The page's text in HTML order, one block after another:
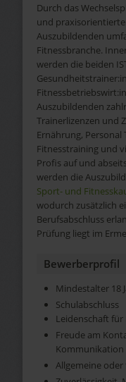
Durch das
und
Auszubildenden
Fitnessbranche.
werden die beiden
Auszubildenden
Trainerlizenzen und
Ernährung, Personal
Fitnesstraining und
Profis auf und
werden die
Sport- und
wodurch zusätzlich
Berufsabschluss
Prüfung liegt im
Bewerberprofil
Mindestalter 18
Schulabschluss
Leidenschaft
Freude am
Kommunikation
Allgemeine